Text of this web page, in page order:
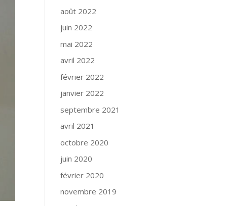
août 2022
juin 2022
mai 2022
avril 2022
février 2022
janvier 2022
septembre 2021
avril 2021
octobre 2020
juin 2020
février 2020
novembre 2019